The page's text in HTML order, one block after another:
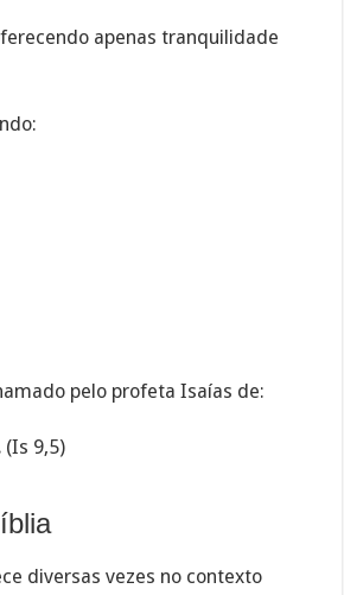
apenas tranquilidade
pelo profeta Isaías de:
(Is 9,5)
diversas vezes no contexto